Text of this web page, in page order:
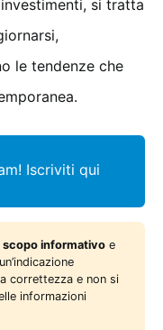
si tratta
le tendenze che
Iscriviti qui
scopo informativo e
correttezza e non si
informazioni